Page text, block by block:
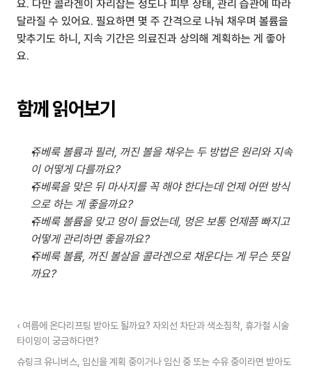
요. 다만 콜라겐이 자리잡는 정도나 피부 상태, 관리 습관에 따라
달라질 수 있어요. 필요하면 몇 주 간격으로 나눠 채우며 볼륨을
맞추기도 하니, 지속 기간은 의료진과 상의해 계획하는 게 좋아
요.
함께 읽어보기
쥬베룩 볼륨과 필러, 꺼진 볼을 채우는 두 방법은 원리와 지속
이 어떻게 다를까요?
쥬베룩을 맞은 뒤 마사지를 꼭 해야 한다는데 언제 어떤 방식
으로 하는 게 좋을까요?
쥬베룩 볼륨을 맞고 멍이 들었는데, 멍은 보통 언제쯤 빠지고
어떻게 관리하면 좋을까요?
쥬베룩 볼륨, 꺼진 볼살을 콜라겐으로 채운다는 게 무슨 뜻일
까요?
‹ 여름에 온다리프팅 받아도 될까요? 자외선 차단과 색소침착, 휴가철 시술
타이밍이 궁금하다면?
슈링크 유니버스, 임신을 계획 중이거나 임신 중 또는 수유 중이라면 받아도